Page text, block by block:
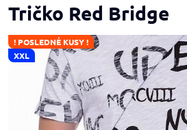
! POSLEDNÉ KUSY !
XXL
Tričko Red Bridge